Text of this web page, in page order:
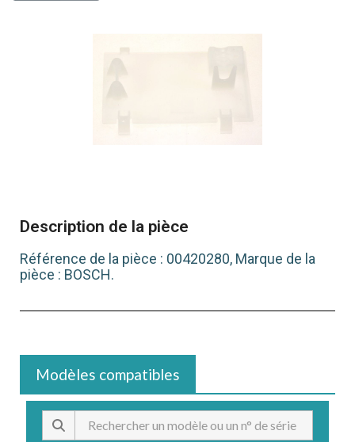
Description de la pièce
Référence de la pièce : 00420280, Marque de la
pièce : BOSCH.
Modèles compatibles